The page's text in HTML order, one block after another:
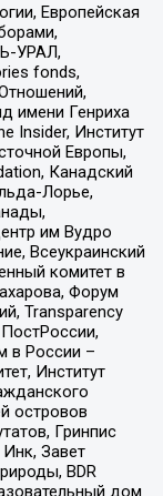
Европейская
УРАЛ,
fonds,
Генриха
Insider, Институт
Европы,
Канадский
Лорье,
им Вудро
Всеукраинский
комитет в
Форум
Transparеncy
в России –
Институт
островов
Гринпис
Завет
BDR
дом